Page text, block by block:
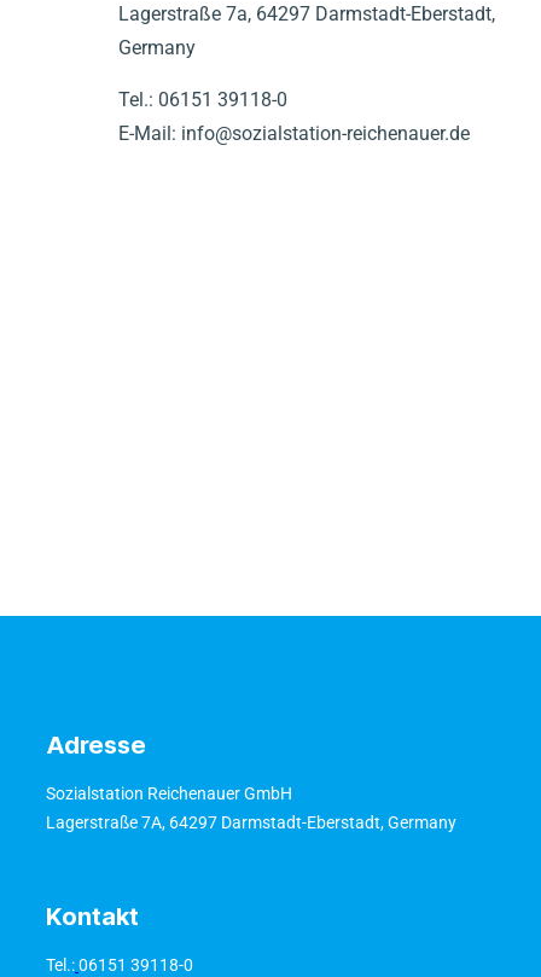
Lagerstraße 7a, 64297 Darmstadt-Eberstadt,
Germany
Tel.: 06151 39118-0
E-Mail: info@sozialstation-reichenauer.de
Adresse
Sozialstation Reichenauer GmbH
Lagerstraße 7A, 64297 Darmstadt-Eberstadt, Germany
Kontakt
Tel.:06151 39118-0